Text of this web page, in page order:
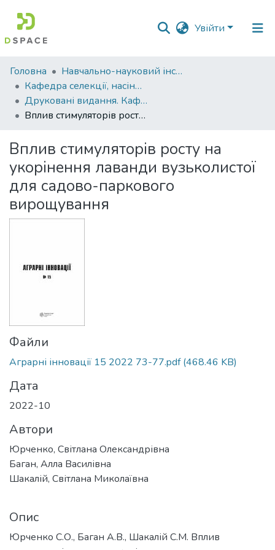
Увійти
Фонди
та
зібрання
Пошук за критеріями
Статистика
Головна
Навчально-науковий інститут агротехнологій, селекції та екології
Кафедра селекції, насінництва і генетики
Друковані видання. Кафедра селекції, насінництва і генетики
Вплив стимуляторів росту на укорінення лаванди вузьколистої для садово-паркового вирощування
Вплив стимуляторів росту на
укорінення лаванди вузьколистої
для садово-паркового
вирощування
Файли
Аграрні інновації 15 2022 73-77.pdf(468.46 KB)
Дата
2022-10
Автори
Юрченко, Світлана Олександрівна
Баган, Алла Василівна
Шакалій, Світлана Миколаївна
Опис
Юрченко С.О., Баган А.В., Шакалій С.М. Вплив